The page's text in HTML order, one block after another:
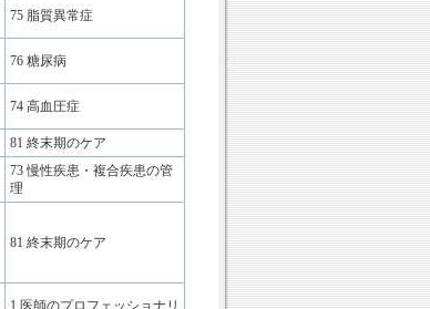
75 脂質異常症
76 糖尿病
74 高血圧症
81 終末期のケア
73 慢性疾患・複合疾患の管
理
81 終末期のケア
1 医師のプロフェッショナリ